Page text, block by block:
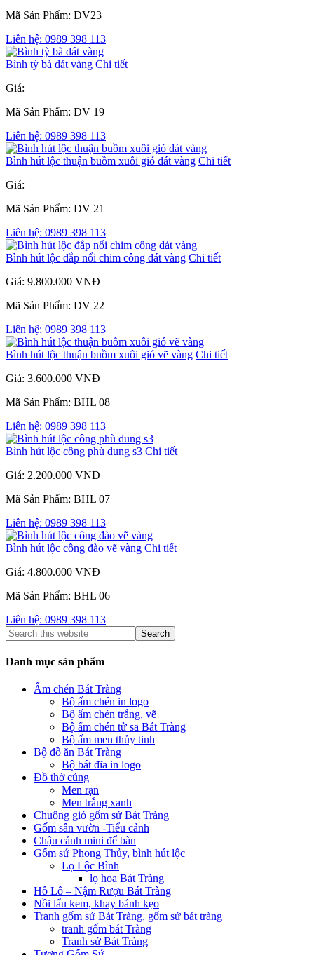
Mã Sản Phẩm: DV23
Liên hệ: 0989 398 113
Bình tỳ bà dát vàng Chi tiết
Giá:
Mã Sản Phẩm: DV 19
Liên hệ: 0989 398 113
Bình hút lộc thuận buồm xuôi gió dát vàng Chi tiết
Giá:
Mã Sản Phẩm: DV 21
Liên hệ: 0989 398 113
Bình hút lộc đắp nổi chim công dát vàng Chi tiết
Giá: 9.800.000 VNĐ
Mã Sản Phẩm: DV 22
Liên hệ: 0989 398 113
Bình hút lộc thuận buồm xuôi gió vẽ vàng Chi tiết
Giá: 3.600.000 VNĐ
Mã Sản Phẩm: BHL 08
Liên hệ: 0989 398 113
Bình hút lộc công phù dung s3 Chi tiết
Giá: 2.200.000 VNĐ
Mã Sản Phẩm: BHL 07
Liên hệ: 0989 398 113
Bình hút lộc công đào vẽ vàng Chi tiết
Giá: 4.800.000 VNĐ
Mã Sản Phẩm: BHL 06
Liên hệ: 0989 398 113
Danh mục sản phẩm
Ấm chén Bát Tràng
Bộ ấm chén in logo
Bộ ấm chén trắng, vẽ
Bộ ấm chén tử sa Bát Tràng
Bộ ấm men thủy tinh
Bộ đồ ăn Bát Tràng
Bộ bát đĩa in logo
Đồ thờ cúng
Men rạn
Men trắng xanh
Chuông gió gốm sứ Bát Tràng
Gốm sân vườn -Tiểu cảnh
Chậu cảnh mini để bàn
Gốm sứ Phong Thủy, bình hút lộc
Lọ Lộc Bình
lọ hoa Bát Tràng
Hồ Lô – Nậm Rượu Bát Tràng
Nồi lẩu kem, khay bánh kẹo
Tranh gốm sứ Bát Tràng, gốm sứ bát tràng
tranh gốm bát Tràng
Tranh sứ Bát Tràng